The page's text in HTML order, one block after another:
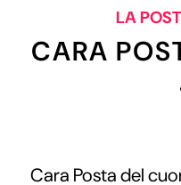
LA
CARA
Cara Posta del